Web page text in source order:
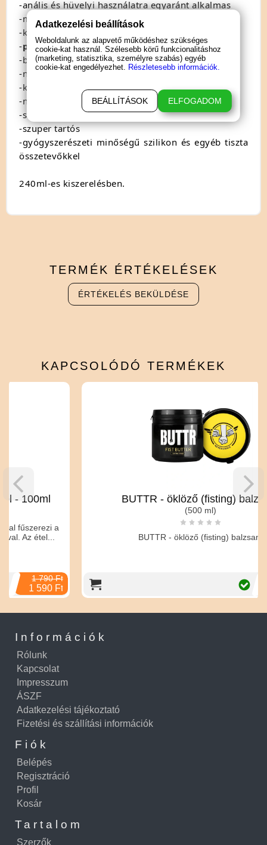
-anális és hüvelyi használatra egyaránt alkalmas
-maximálisan óvszerbarát
-kiváló minőség
-parabén, glycerin és olajmentes
-bármilyen anyagú szex-játékszerrel használható
-nem hagy foltot
-könnyen lemosható
-nem ragad
-selymes, sima állag
-szuper tartós
-gyógyszerészeti minőségű szilikon és egyéb tiszta
összetevőkkel
240ml-es kiszerelésben.
TERMÉK ÉRTÉKELÉSEK
ÉRTÉKELÉS BEKÜLDÉSE
KAPCSOLÓDÓ TERMÉKEK
BUTTR - öklöző (fisting) balzsam
BUTTR - öklöző (fisting) balzsam
13 790 Ft
Információk
Rólunk
Kapcsolat
Impresszum
ÁSZF
Adatkezelési tájékoztató
Fizetési és szállítási információk
Fiók
Belépés
Regisztráció
Profil
Kosár
Tartalom
Szerzők
Adatkezelési beállítások
Weboldalunk az alapvető működéshez szükséges
cookie-kat használ. Szélesebb körű funkcionalitáshoz
(marketing, statisztika, személyre szabás) egyéb
cookie-kat engedélyezhet. Részletesebb információk.
BEÁLLÍTÁSOK ELFOGADOM